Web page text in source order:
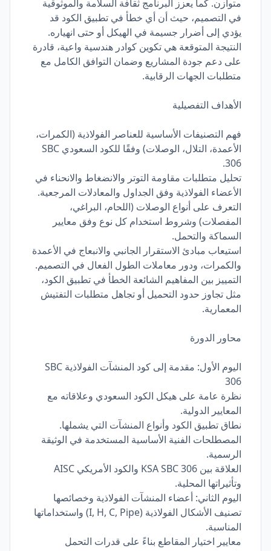
متوازن. كما يعزز البرنامج ثقافة السلامة والموثوقية
في التصميم، حيث أن أي خطأ في تطبيق الكود قد
يؤدي إلى أضرار جسيمة في الهيكل أو حتى انهياره.
النتيجة المتوقعة هي تكوين كوادر هندسية واعية، قادرة
على دعم جودة المشاريع وضمان التوافق الكامل مع
متطلبات الجهات الرقابية.
الأهداف التفصيلية
فهم التصنيفات الأساسية للعناصر الفولاذية (الكمرات،
الأعمدة، التلال، الوصلات) وفقًا للكود السعودي SBC
306.
تحليل متطلبات مقاومة التوتر والانضغاط والانحناء في
الأعضاء الفولاذية وفق الجداول والمعادلات المرجعية.
التعرف على أنواع الوصلات (اللحام، البراغي،
المفصلات) وشروط استخدام كل نوع وفق معايير
السماكة والتحمل.
استيعاب مبادئ الاستقرار الجانبي والانبعاج في الأعمدة
والكمرات، ودور معاملات الطول الفعال في التصميم.
التمييز بين المفاهيم الشائعة الخطأ في تطبيق الكود،
مثل تجاوز حدود التحميل أو تجاهل متطلبات التفتيش
المعمارية.
محاور الدورة
اليوم الأول: مقدمة إلى كود المنشآت الفولاذية SBC
306
نظرة عامة على هيكل الكود السعودي وعلاقاته مع
المعايير الدولية.
نطاق تطبيق الكود وأنواع المنشآت التي يشملها.
المصطلحات الفنية الأساسية المستخدمة في الوثيقة
الرسمية.
العلاقة بين KSA SBC 306 والكود الأمريكي AISC
وتأثيراتها المحلية.
اليوم الثاني: أعضاء المنشآت الفولاذية وخصائصها
تصنيف الأشكال الفولاذية (I, H, C, Pipe) واستخداماتها
المناسبة.
معايير اختيار المقاطع بناءً على قدرات التحمل